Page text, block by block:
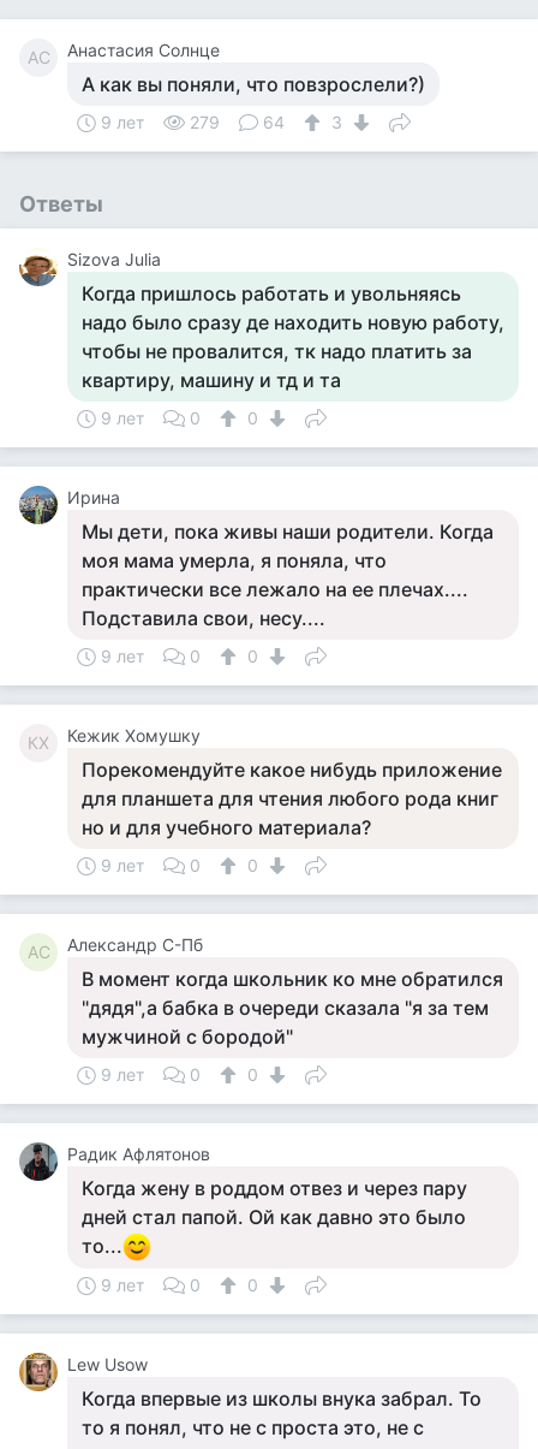
АС Анастасия Солнце
А как вы поняли, что повзрослели?)
9 лет 279 64 3
Ответы
Sizova Julia
Когда пришлось работать и увольняясь
надо было сразу де находить новую работу,
чтобы не провалится, тк надо платить за
квартиру, машину и тд и та
9 лет 0 0
Ирина
Мы дети, пока живы наши родители. Когда
моя мама умерла, я поняла, что
практически все лежало на ее плечах....
Подставила свои, несу....
9 лет 0 0
КХ Кежик Хомушку
Порекомендуйте какое нибудь приложение
для планшета для чтения любого рода книг
но и для учебного материала?
9 лет 0 0
АС Александр С-Пб
В момент когда школьник ко мне обратился
"дядя",а бабка в очереди сказала "я за тем
мужчиной с бородой"
9 лет 0 0
Радик Афлятонов
Когда жену в роддом отвез и через пару
дней стал папой. Ой как давно это было
то...
9 лет 0 0
Lew Usow
Когда впервые из школы внука забрал. То
то я понял, что не с проста это, не с